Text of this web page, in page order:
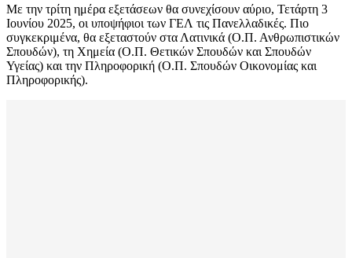
Με την τρίτη ημέρα εξετάσεων θα συνεχίσουν αύριο, Τετάρτη 3
Ιουνίου 2025, οι υποψήφιοι των ΓΕΛ τις Πανελλαδικές. Πιο
συγκεκριμένα, θα εξεταστούν στα Λατινικά (Ο.Π. Ανθρωπιστικών
Σπουδών), τη Χημεία (Ο.Π. Θετικών Σπουδών και Σπουδών
Υγείας) και την Πληροφορική (Ο.Π. Σπουδών Οικονομίας και
Πληροφορικής).